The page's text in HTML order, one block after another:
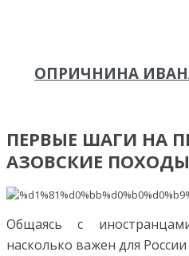
ОПРИЧНИНА ИВАНА
ПЕРВЫЕ ШАГИ НА
АЗОВСКИЕ ПОХОДЫ
Общаясь с
насколько важен для